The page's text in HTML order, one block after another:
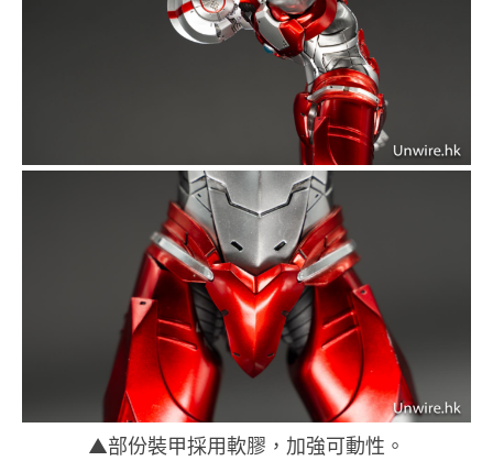
▲部份裝甲採用軟膠，加強可動性。